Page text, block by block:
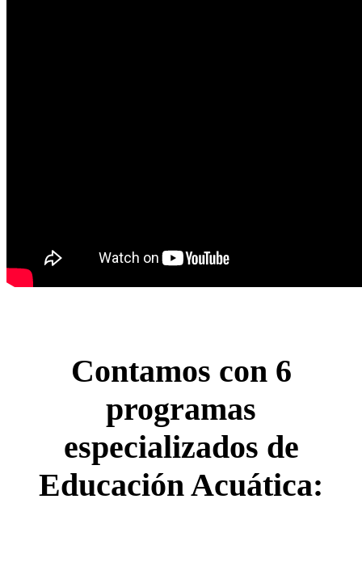
Contamos con 6
programas
especializados de
Educación Acuática: